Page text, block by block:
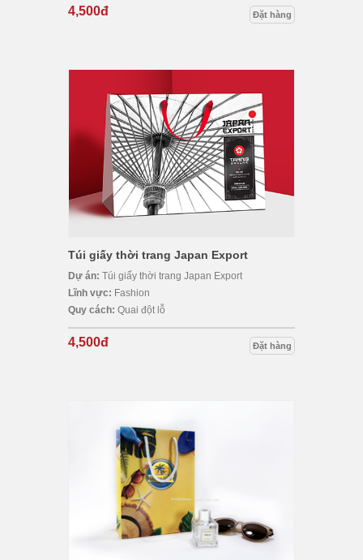
4,500đ Đặt hàng
Túi giấy thời trang Japan Export
Dự án: Túi giấy thời trang Japan Export
Lĩnh vực: Fashion
Quy cách: Quai đột lỗ
4,500đ Đặt hàng